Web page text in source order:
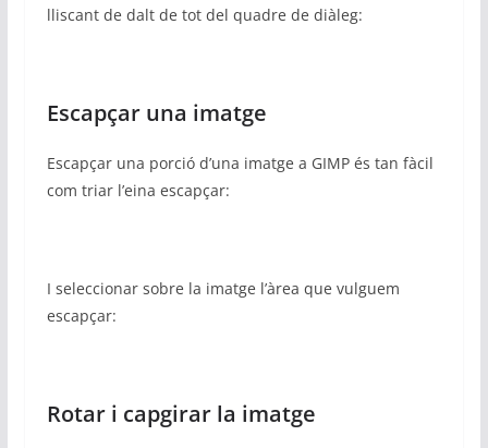
lliscant de dalt de tot del quadre de diàleg:
Escapçar una imatge
Escapçar una porció d’una imatge a GIMP és tan fàcil
com triar l’eina escapçar:
I seleccionar sobre la imatge l’àrea que vulguem
escapçar:
Rotar i capgirar la imatge